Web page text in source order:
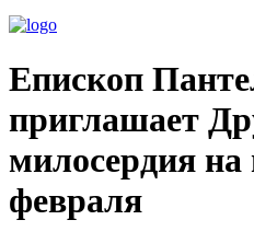
Епископ
приглашает
милосердия на
февраля